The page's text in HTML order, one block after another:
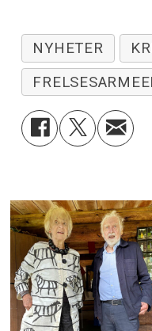
NYHETER